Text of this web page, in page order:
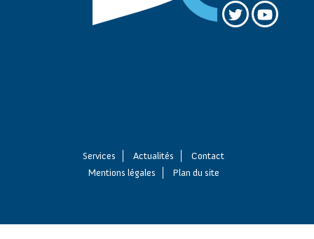
Services Actualités
Contact
Mentions légales
Plan du site